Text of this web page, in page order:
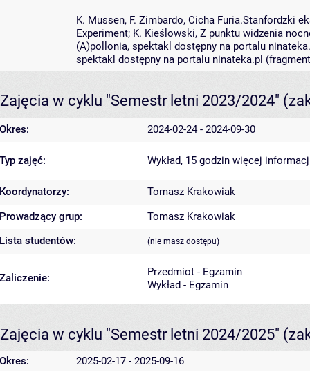
K. Mussen, F. Zimbardo, Cicha Furia.Stanfordzki
Experiment; K. Kieślowski, Z punktu widzenia
(A)pollonia, spektakl dostępny na portalu
spektakl dostępny na portalu ninateka.pl
Zajęcia w cyklu "Semestr letni 2023/2024"
Okres: 2024-02-24 - 2024-09-30
Typ zajęć: Wykład, 15 godzin więcej
Koordynatorzy:
Tomasz Krakowiak
Prowadzący grup:
Tomasz Krakowiak
Lista studentów:
(nie masz dostępu)
Zaliczenie:
Przedmiot - Egzamin
Wykład - Egzamin
Zajęcia w cyklu "Semestr letni 2024/2025"
Okres: 2025-02-17 - 2025-09-16